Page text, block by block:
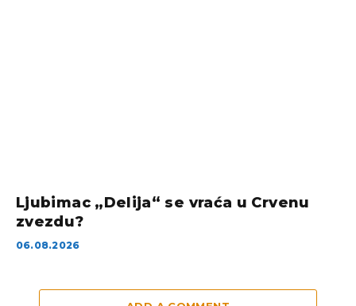
Ljubimac „Delija“ se vraća u Crvenu
zvezdu?
06.08.2026